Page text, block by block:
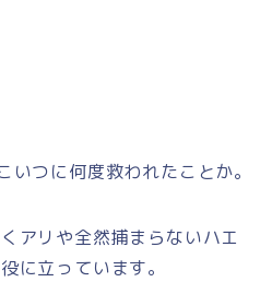
つに何度救われたことか。
アリや全然捕まらないハエ
に立っています。